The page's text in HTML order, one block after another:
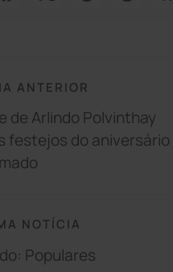
ANTERIOR
de Arlindo Polvinthay
festejos do aniversário
NOTÍCIA
Populares